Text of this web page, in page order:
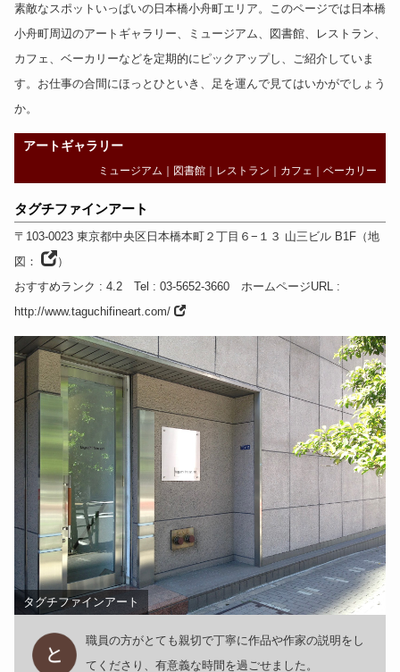
素敵なスポットいっぱいの日本橋小舟町エリア。このページでは日本橋
小舟町周辺のアートギャラリー、 ミュージアム、 図書館、 レストラン、
カフェ 、 ベーカリーなどを定期的にピックアップし、ご紹介していま
す。お仕事の合間にほっとひといき、足を運んで見てはいかがでしょう
か。
アートギャラリー
ミュージアム 図書館 レストラン カフェ ｜ベーカリー
タグチファインアート
〒103-0023 東京都中央区日本橋本町２丁目６−１３ 山三ビル B1F（地
図：
）
おすすめランク : 4.2 Tel : 03-5652-3660 ホームページURL:
http://www.taguchifineart.com/
タグチファインアート
職員の方がとても親切で丁寧に作品や作家の説明をし
てくださり、有意義な時間を過ごせました。